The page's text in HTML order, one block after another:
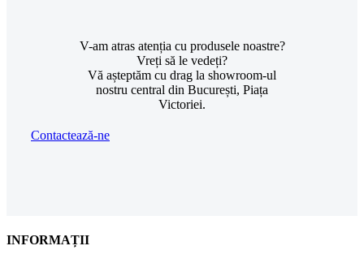
V-am atras atenția cu produsele noastre?
Vreți să le vedeți?
Vă așteptăm cu drag la showroom-ul
nostru central din București, Piața
Victoriei.
Contactează-ne
INFORMAȚII